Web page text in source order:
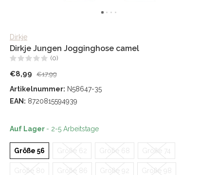
Dirkje
Dirkje Jungen Jogginghose camel
(0)
€8,99 €17,99
Artikelnummer: N58647-35
EAN: 8720815594939
Auf Lager - 2-5 Arbeitstage
Größe 56 Größe 62 Größe 68 Größe 74
Größe 80 Größe 86 Größe 92 Größe 98